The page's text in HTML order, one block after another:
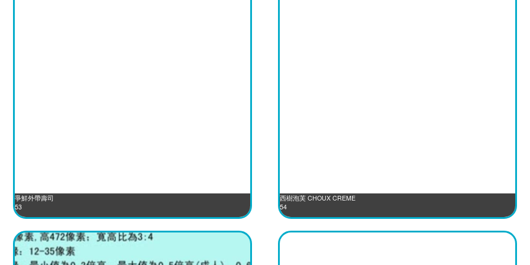
爭鮮外帶壽司
53
西樹泡芙 CHOUX CREME
54